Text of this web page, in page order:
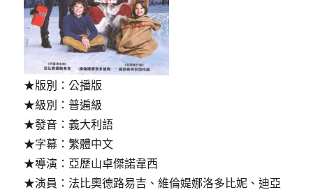
★版別：公播版
★級別：普遍級
★發音：義大利語
★字幕：繁體中文
★導演：亞歷山卓傑諾韋西
★演員：法比奧德路易吉、維倫媞娜洛多比妮、迪亞